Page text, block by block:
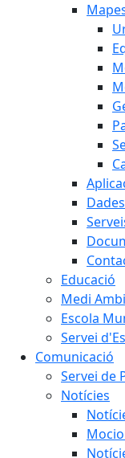
Educació
Medi
Escola
Servei
Comunicació
Servei de
Notícies